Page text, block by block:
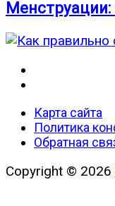
Карта сайта
Политика
Обратная
Copyright © 2026